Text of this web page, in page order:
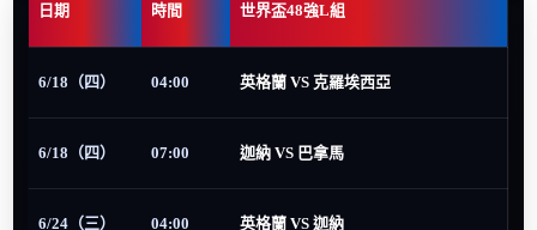
日期 時間 世界盃48強L組
6/18（四） 04:00 英格蘭 VS 克羅埃西亞
6/18（四） 07:00 迦納 VS 巴拿馬
6/24（三） 04:00 英格蘭 VS 迦納